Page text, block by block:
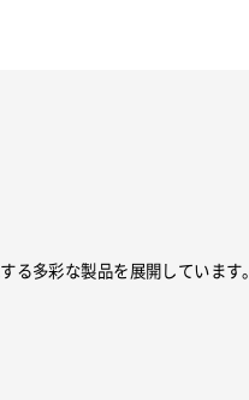
る多彩な製品を展開しています。